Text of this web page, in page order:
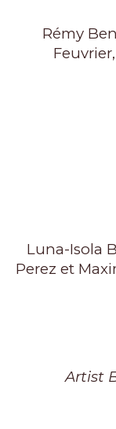
Rémy
Luna-Isola
Perez et
Artist